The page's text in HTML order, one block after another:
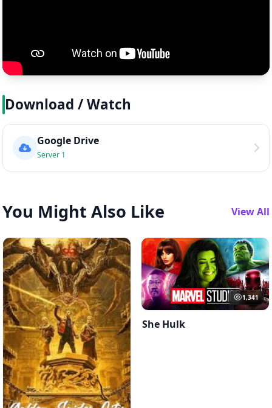
Download / Watch
Google Drive
Server 1
You Might Also Like View All
1,341
She Hulk